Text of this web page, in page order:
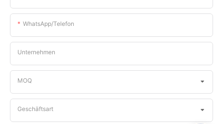
WhatsApp/Telefon
Unternehmen
MOQ
Geschäftsart